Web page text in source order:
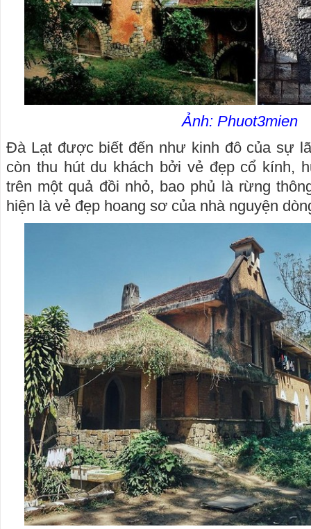
Ảnh: Phuot3mien
Đà Lạt được biết đến như kinh đô của sự
còn thu hút du khách bởi vẻ đẹp cổ kính,
trên một quả đồi nhỏ, bao phủ là rừng
hiện là vẻ đẹp hoang sơ của nhà nguyện